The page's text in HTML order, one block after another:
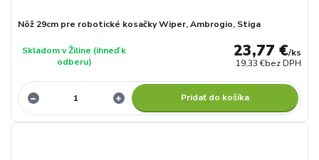
Nôž 29cm pre robotické kosačky Wiper, Ambrogio, Stiga
23,77 €/ks
19,33 €bez DPH
Skladom v Žiline (ihneď k
odberu)
Pridať do košíka